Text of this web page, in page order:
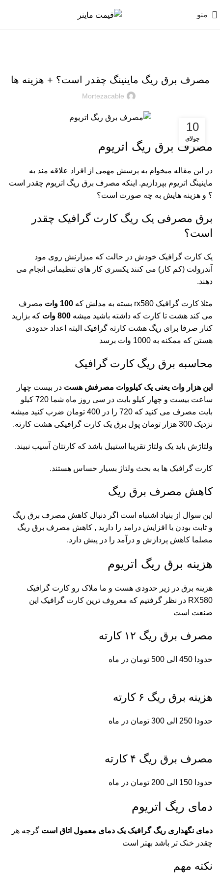
منو
مصرف برق ریگ ماینینگ چقدر است؟ + هزینه ها
Mortezacable
10
جولای
مصرف برق ریگ اتریوم
در این مقاله میخوام به پرسش مهمی از افراد علاقه مند به
ماینینگ اتریوم بپردازیم. اینکه مصرف برق ریگ اتریوم چقدر است
؟ و هزینه هایش به چه صورت است؟
برق مصرفی یک ریگ کارت گرافیک چقدر
است؟
یک کارت گرافیک خودش در حالت که میزارنش روی مود
آندرولت (کم کار) می کنند یکسری کار های تنظیماتی انجام می
دهند.
مثلا کارت گرافیک rx580 بسته به مدلش که 100 وات
مصرف
می کند هشت تا کارت که داشته باشید میشه 800 وات
که بزارید
کنار صرفا برای ریگ هشت کارته گرافیک البته اعداد حدودی
هستن که ممکنه به 1000 وات برسد
محاسبه برق ریگ کارت گرافیک
این هزار وات یعنی یک کیلووات مصرفش هست در بیست چهار
ساعت بیست و چهار کیلو بایت در سی روز ماه شما 720 کیلو
بایت مصرف می کنید که 720 را در 400 تومان ضرب کنید میشه
نزدیک 300 هزار تومان پول برق یک کارت گرافیکی هشت کارته.
ولتاژش باید یک ولتاژ تقریبا استیبل باشد که کارتتان آسیب نبیند.
کارت گرافیک ها به بحث ولتاژ بسیار حساس هستند.
کاهش مصرف برق ریگ
این سوال از بنیاد اشتباه است اگر دنبال کاهش مصرف برق ریگ
و ثابت بودن یا افزایش درامد را دارید , کاهش مصرف برق ریگ
مصلما کاهش پردازش و درآمد را در پیش دارد.
هزینه برق ریگ اتریوم
هزینه برق در زیر حدودی هست و ما ملاک رو کارت گرافیک
RX580 در نظر گرفتیم که معروف ترین کارت گرافیک این
صنعت است
مصرف برق ریگ ۱۲ کارته
حدودا 450 الی 500 تومان در ماه
هزینه برق ریگ ۶ کارته
حدودا 250 الی 300 تومان در ماه
مصرف برق ریگ ۴ کارته
حدودا 150 الی 200 تومان در ماه
دمای ریگ اتریوم
دمای نگهداری ریگ گرافیک یک دمای معمول اتاق است گرچه هر
چقدر خنک تر باشد بهتر است
نکته مهم